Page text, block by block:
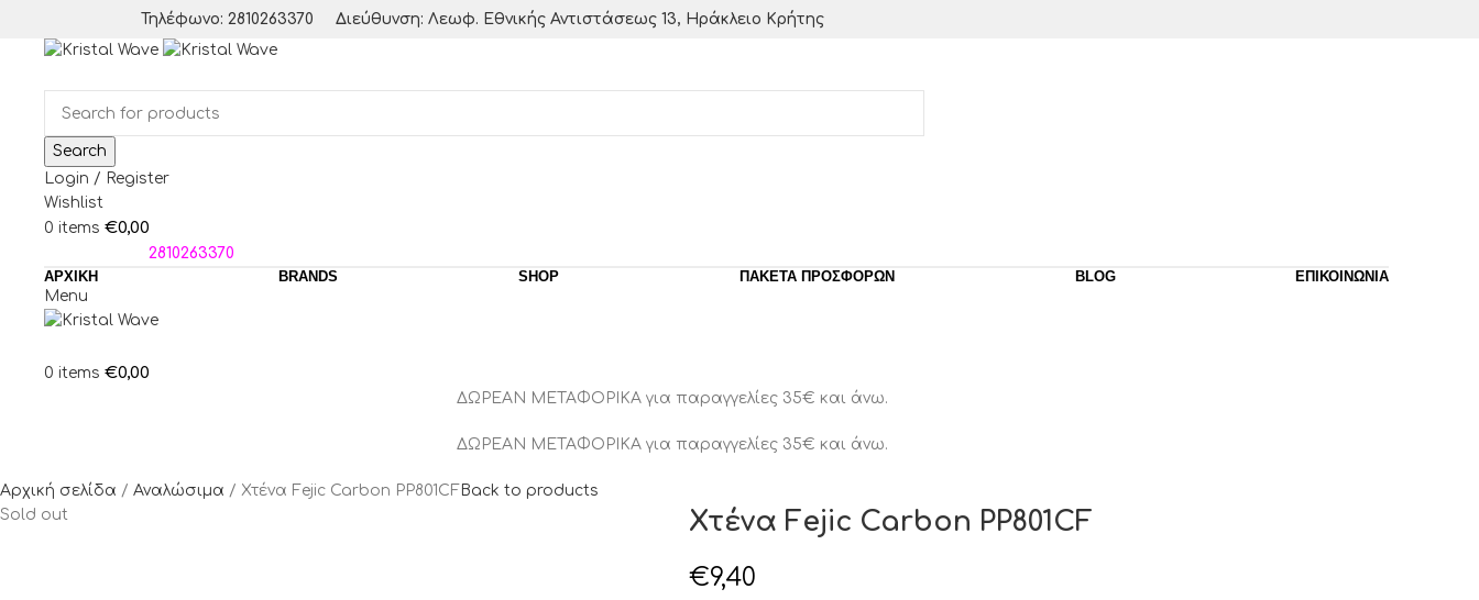
Τηλέφωνο: 2810263370 Διεύθυνση: Λεωφ. Εθνικής Αντιστάσεως 13, Ηράκλειο Κρήτης
Search
Login / Register
Wishlist
0 items €0,00
2810263370
ΑΡΧΙΚΗ
BRANDS SHOP ΠΑΚΈΤΑ ΠΡΟΣΦΟΡΏΝ BLOG
ΕΠΙΚΟΙΝΩΝΙΑ
Menu
0 items €0,00
ΔΩΡΕΑΝ ΜΕΤΑΦΟΡΙΚΑ για παραγγελίες 35€ και άνω.
ΔΩΡΕΑΝ ΜΕΤΑΦΟΡΙΚΑ για παραγγελίες 35€ και άνω.
Αρχική σελίδα Αναλώσιμα Χτένα Fejic Carbon PP801CF Back to products
Sold out
Χτένα Fejic Carbon PP801CF
€9,40